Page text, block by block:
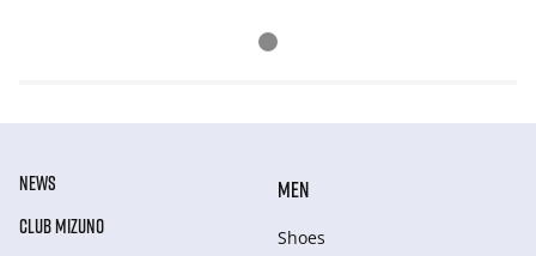
NEWS
CLUB MIZUNO
MEN
Shoes